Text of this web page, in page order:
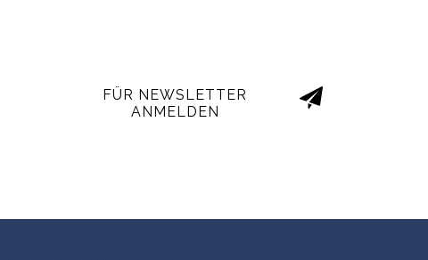
FÜR NEWSLETTER
ANMELDEN